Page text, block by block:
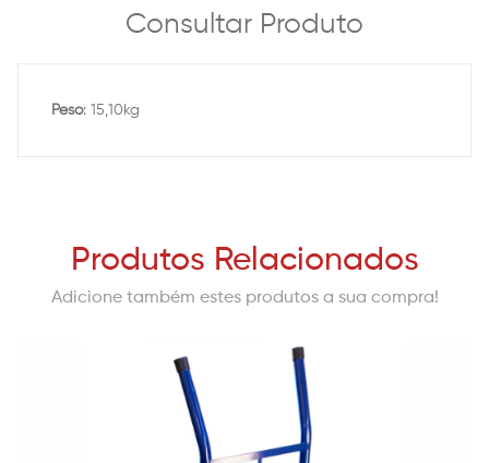
Consultar Produto
Peso: 15,10kg
Produtos Relacionados
Adicione também estes produtos a sua compra!